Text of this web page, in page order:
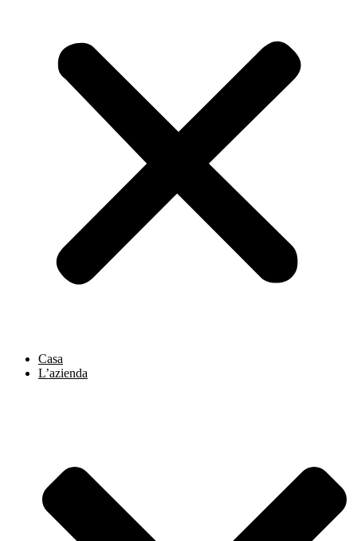
Casa
L’azienda